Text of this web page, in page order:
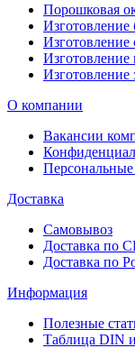
Порошковая
Изготовление
Изготовление
Изготовление
О компании
Вакансии
Доставка
Самовывоз
Доставка по
Доставка по
Информация
Полезные
Таблица DIN